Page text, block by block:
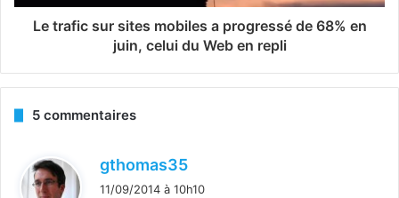
Le trafic sur sites mobiles a progressé de 68% en
juin, celui du Web en repli
5 commentaires
gthomas35
11/09/2014 à 10h10